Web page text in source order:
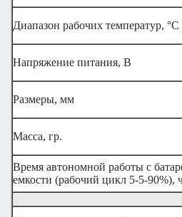
Диапазон рабочих температур, °С
Напряжение питания, В
Размеры, мм
Масса, гр.
Время автономной работы с
емкости (рабочий цикл 5-5-90%),